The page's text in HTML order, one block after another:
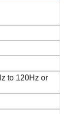
to 120Hz or